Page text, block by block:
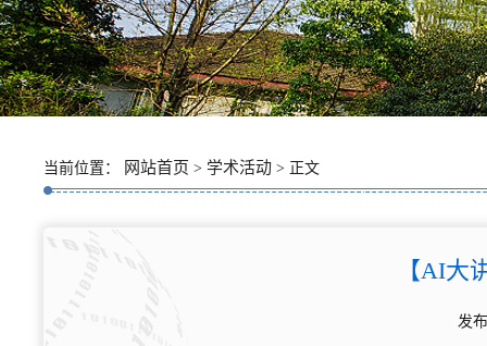
当前位置： 网站首页 > 学术活动 > 正文
【AI大
发